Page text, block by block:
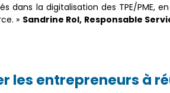
dans la digitalisation des TPE/PME​,
» Sandrine Rol, Responsable
les entrepreneurs à